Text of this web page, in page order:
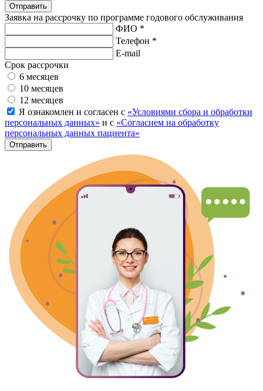
Отправить
Заявка на рассрочку по программе годового обслуживания
ФИО *
Телефон *
E-mail
Срок рассрочки
6 месяцев
10 месяцев
12 месяцев
Я ознакомлен и согласен с «Условиями сбора и обработки
персональных данных» и с «Согласием на обработку
персональных данных пациента»
Отправить